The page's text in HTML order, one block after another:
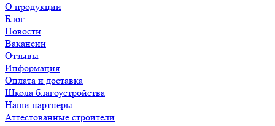
О продукции
Блог
Новости
Вакансии
Отзывы
Информация
Оплата и доставка
Школа благоустройства
Наши партнёры
Аттестованные строители